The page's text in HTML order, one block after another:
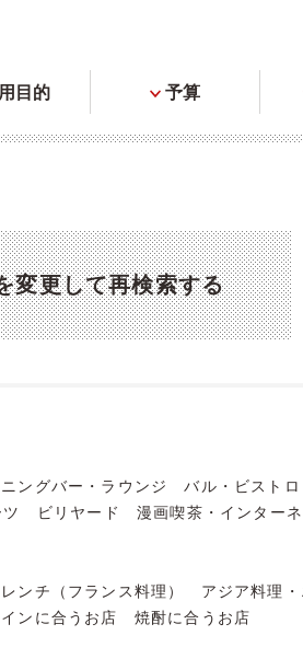
目的 予算
変更して再検索する
ングバー・ラウンジ バル・ビストロ
ビリヤード 漫画喫茶・インター
ンチ（フランス料理） アジア料理
ンに合うお店
焼酎に合うお店